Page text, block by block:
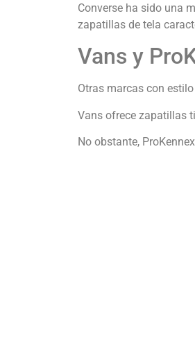
Converse ha sido una
zapatillas de tela
Vans y
Otras marcas con
Vans ofrece zapatillas
No obstante,